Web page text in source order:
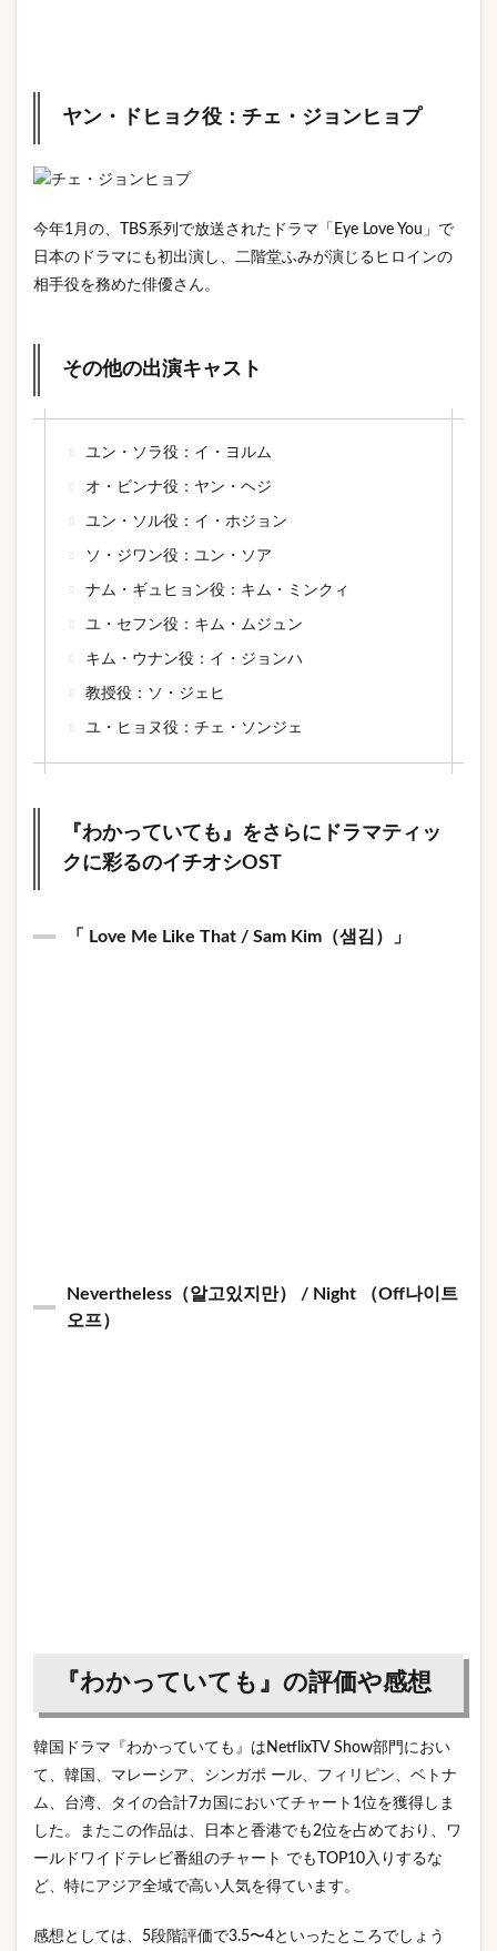
ヤン・ドヒョク役：チェ・ジョンヒョプ
今年1月の、TBS系列で放送されたドラマ「Eye Love You」で
日本のドラマにも初出演し、二階堂ふみが演じるヒロインの
相手役を務めた俳優さん。
その他の出演キャスト
ユン・ソラ役：イ・ヨルム
オ・ビンナ役：ヤン・ヘジ
ユン・ソル役：イ・ホジョン
ソ・ジワン役：ユン・ソア
ナム・ギュヒョン役：キム・ミンクィ
ユ・セフン役：キム・ムジュン
キム・ウナン役：イ・ジョンハ
教授役：ソ・ジェヒ
ユ・ヒョヌ役：チェ・ソンジェ
『わかっていても』をさらにドラマティッ
クに彩るのイチオシOST
「 Love Me Like That / Sam Kim（샘김）」
Nevertheless（알고있지만） / Night （Off나이트
오프）
『わかっていても』の評価や感想
韓国ドラマ『わかっていても』はNetflixTV Show部門におい
て、韓国、マレーシア、シンガポ ール、フィリピン、ベトナ
ム、台湾、タイの合計7カ国においてチャート1位を獲得しま
した。またこの作品は、日本と香港でも2位を占めており、ワ
ールドワイドテレビ番組のチャート でもTOP10入りするな
ど、特にアジア全域で高い人気を得ています。
感想としては、5段階評価で3.5〜4といったところでしょう